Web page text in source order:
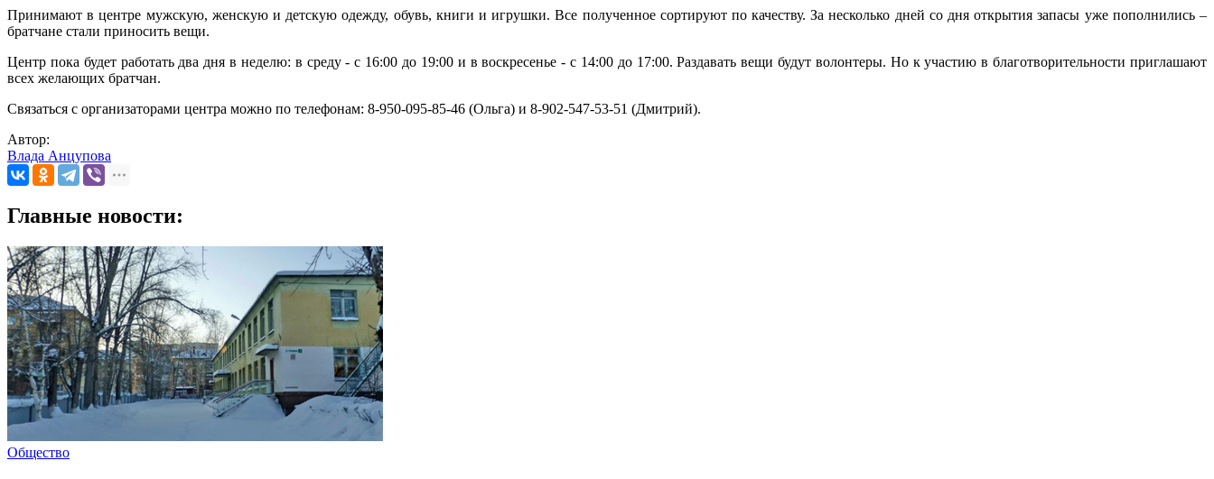
Принимают в центре мужскую, женскую и детскую одежду, обувь, книги и игрушки. Все полученное сортируют по качеству. За несколько дней со дня открытия запасы уже пополнились –
братчане стали приносить вещи.
Центр пока будет работать два дня в неделю: в среду - с 16:00 до 19:00 и в воскресенье - с 14:00 до 17:00. Раздавать вещи будут волонтеры. Но к участию в благотворительности приглашают
всех желающих братчан.
Связаться с организаторами центра можно по телефонам: 8-950-095-85-46 (Ольга) и 8-902-547-53-51 (Дмитрий).
Автор:
Влада Анцупова
Главные новости:
Общество